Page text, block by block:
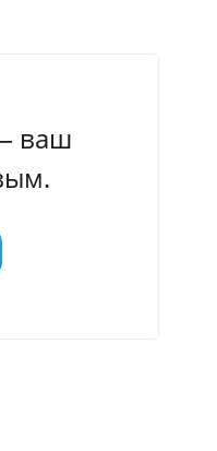
ваш